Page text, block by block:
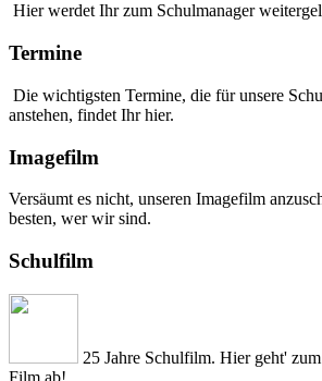
Hier werdet Ihr zum Schulmanager
Termine
Die wichtigsten Termine, die für unsere
anstehen, findet Ihr hier.
Imagefilm
Versäumt es nicht, unseren Imagefilm
besten, wer wir sind.
Schulfilm
25 Jahre Schulfilm. Hier geht'
Film ab!